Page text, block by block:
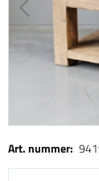
Art. nummer: